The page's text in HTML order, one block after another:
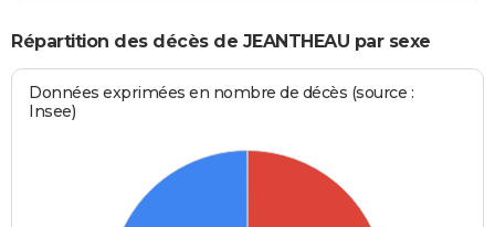
Répartition des décès de JEANTHEAU par sexe
Données exprimées en nombre de décès (source :
Insee)